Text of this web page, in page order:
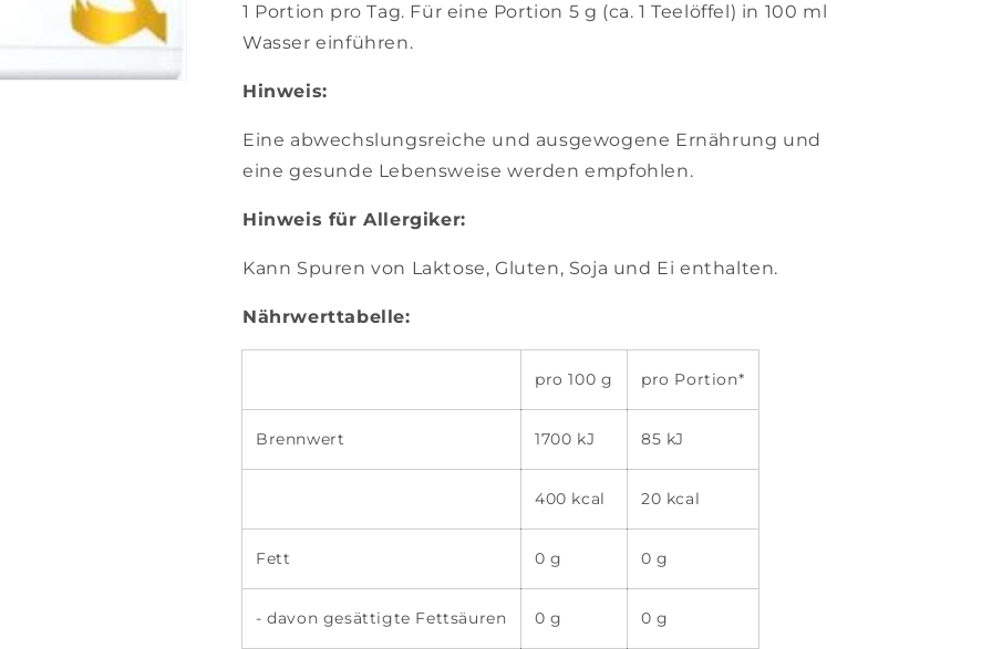
1 Portion pro Tag. Für eine Portion 5 g (ca. 1 Teelöffel) in 100 ml
Wasser einführen.
Hinweis:
Eine abwechslungsreiche und ausgewogene Ernährung und
eine gesunde Lebensweise werden empfohlen.
Hinweis für Allergiker:
Kann Spuren von Laktose, Gluten, Soja und Ei enthalten.
Nährwerttabelle:
pro 100 g pro Portion*
Brennwert 1700 kJ 85 kJ
400 kcal 20 kcal
Fett 0 g 0 g
- davon gesättigte Fettsäuren 0 g 0 g